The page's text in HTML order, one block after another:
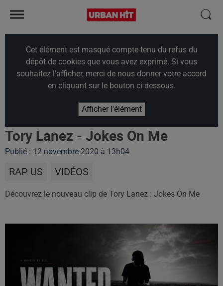
Cet élément est masqué compte-tenu du refus du
dépôt de cookies que vous avez exprimé. Si vous
souhaitez l'afficher, merci de nous donner votre accord
en cliquant sur le bouton ci-dessous.
Afficher l'élément
Tory Lanez - Jokes On Me
Publié : 12 novembre 2020 à 13h04
RAP US VIDÉOS
Découvrez le nouveau clip de Tory Lanez : Jokes On Me